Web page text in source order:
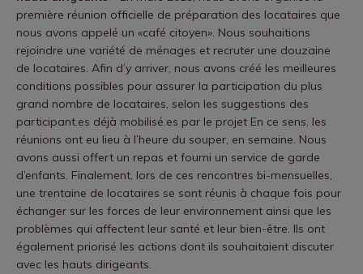
première réunion officielle de préparation des locataires que
nous avons appelé un «café citoyen». Nous souhaitions
rejoindre une variété de ménages et recruter une douzaine
de locataires. Afin d’y arriver, nous avons créé les meilleures
conditions possibles pour assurer la participation du plus
grand nombre de locataires, selon les suggestions des
participant.es déjà mobilisé.es par le projet En ce sens, les
réunions ont eu lieu à l’heure du souper, en semaine. Nous
avons aussi offert un repas et fourni un service de garde
d’enfants. Finalement, lors de ces rencontres bi-mensuelles,
une trentaine de locataires se sont réunis à chaque fois pour
échanger sur les forces de leur environnement ainsi que les
problèmes qui affectent leur santé et leur bien-être. Ils ont
également priorisé les actions dont ils souhaitaient discuter
avec les hauts dirigeants.